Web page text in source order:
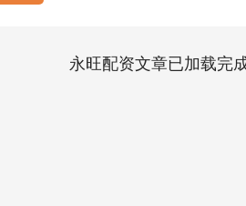
永旺配资文章已加载完